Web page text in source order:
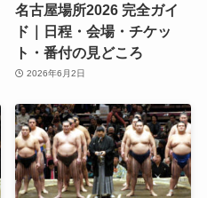
名古屋場所2026 完全ガイ
ド｜日程・会場・チケッ
ト・番付の見どころ
2026年6月2日